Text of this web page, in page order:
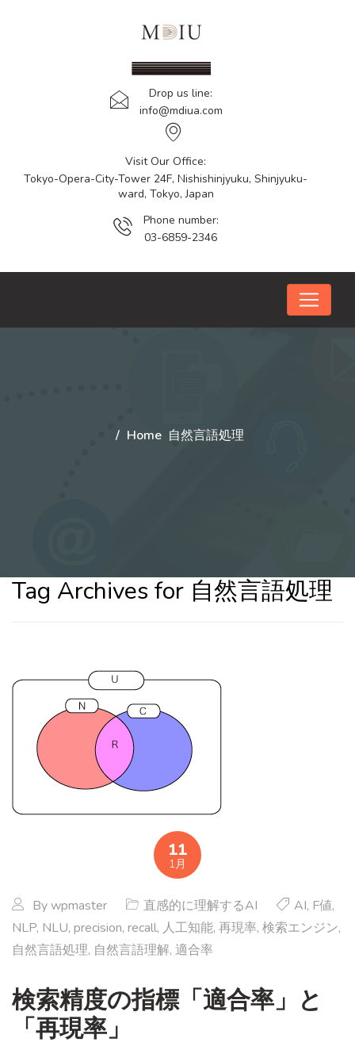
Drop us line:
info@mdiua.com
Visit Our Office:
Tokyo-Opera-City-Tower 24F, Nishishinjyuku, Shinjyuku-
ward, Tokyo, Japan
Phone number:
03-6859-2346
Home 自然言語処理
Tag Archives for 自然言語処理
11
1月
Bywpmaster 直感的に理解するAI AI, F値,
NLP, NLU, precision, recall, 人工知能, 再現率, 検索エンジン,
自然言語処理, 自然言語理解, 適合率
検索精度の指標「適合率」と
「再現率」